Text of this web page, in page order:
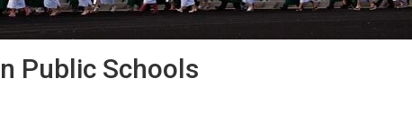
Public Schools